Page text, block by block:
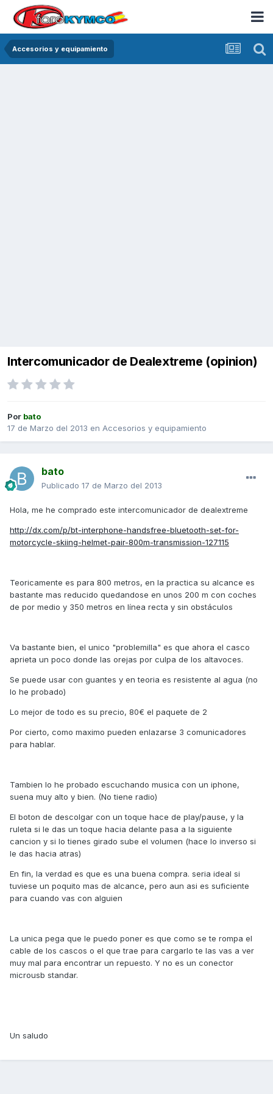
Accesorios y equipamiento
Intercomunicador de Dealextreme (opinion)
Por bato
17 de Marzo del 2013 en Accesorios y equipamiento
bato
Publicado 17 de Marzo del 2013
Hola, me he comprado este intercomunicador de dealextreme
http://dx.com/p/bt-interphone-handsfree-bluetooth-set-for-
motorcycle-skiing-helmet-pair-800m-transmission-127115
Teoricamente es para 800 metros, en la practica su alcance es
bastante mas reducido quedandose en unos 200 m con coches
de por medio y 350 metros en línea recta y sin obstáculos
Va bastante bien, el unico "problemilla" es que ahora el casco
aprieta un poco donde las orejas por culpa de los altavoces.
Se puede usar con guantes y en teoria es resistente al agua (no
lo he probado)
Lo mejor de todo es su precio, 80€ el paquete de 2
Por cierto, como maximo pueden enlazarse 3 comunicadores
para hablar.
Tambien lo he probado escuchando musica con un iphone,
suena muy alto y bien. (No tiene radio)
El boton de descolgar con un toque hace de play/pause, y la
ruleta si le das un toque hacia delante pasa a la siguiente
cancion y si lo tienes girado sube el volumen (hace lo inverso si
le das hacia atras)
En fin, la verdad es que es una buena compra. seria ideal si
tuviese un poquito mas de alcance, pero aun asi es suficiente
para cuando vas con alguien
La unica pega que le puedo poner es que como se te rompa el
cable de los cascos o el que trae para cargarlo te las vas a ver
muy mal para encontrar un repuesto. Y no es un conector
microusb standar.
Un saludo